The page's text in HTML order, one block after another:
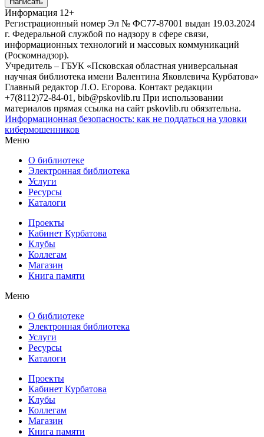
Информация 12+
Регистрационный номер Эл № ФС77-87001 выдан 19.03.2024
г. Федеральной службой по надзору в сфере связи,
информационных технологий и массовых коммуникаций
(Роскомнадзор).
Учредитель – ГБУК «Псковская областная универсальная
научная библиотека имени Валентина Яковлевича Курбатова»
Главный редактор Л.О. Егорова. Контакт редакции
+7(8112)72-84-01, bib@pskovlib.ru При использовании
материалов прямая ссылка на сайт pskovlib.ru обязательна.
Информационная безопасность: как не поддаться на уловки
кибермошенников
Меню
О библиотеке
Электронная библиотека
Услуги
Ресурсы
Каталоги
Проекты
Кабинет Курбатова
Клубы
Коллегам
Магазин
Книга памяти
Меню
О библиотеке
Электронная библиотека
Услуги
Ресурсы
Каталоги
Проекты
Кабинет Курбатова
Клубы
Коллегам
Магазин
Книга памяти